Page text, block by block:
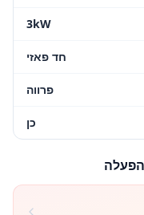
3kW
חד פאזי
פרווה
כן